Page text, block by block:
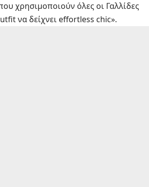
χρησιμοποιούν όλες οι Γαλλίδες
να δείχνει effortless chic».